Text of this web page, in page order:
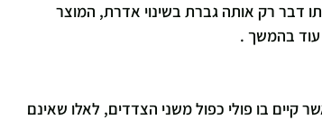
דבר רק אותה גברת בשינוי אדרת, המוצר
עוד בהמשך .
קיים בו פולי כפול משני הצדדים, לאלו שאינם